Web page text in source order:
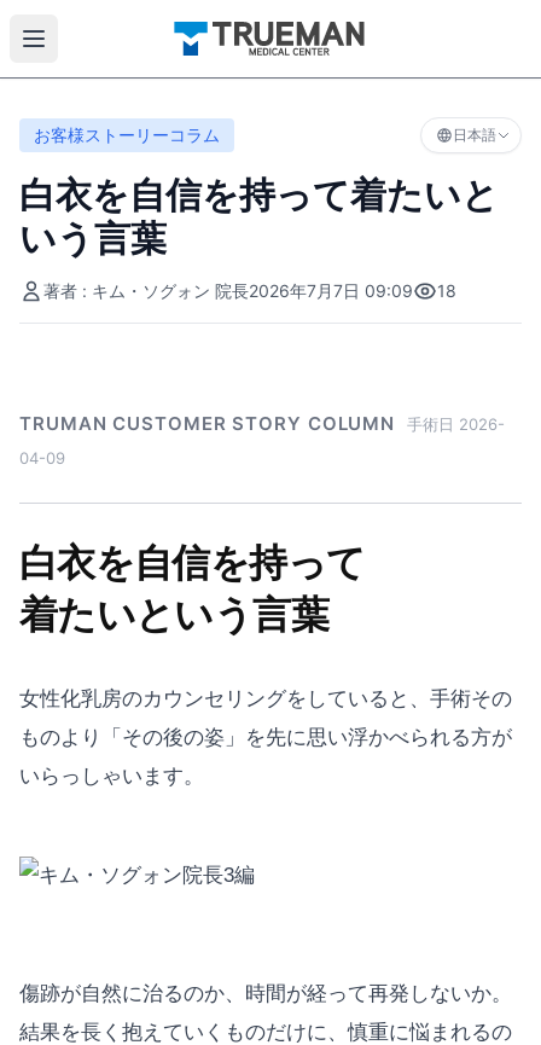
お客様ストーリーコラム 日本語
白衣を自信を持って着たいと
いう言葉
著者 : キム・ソグォン 院長2026年7月7日 09:09 18
TRUMAN CUSTOMER STORY COLUMN
手術日 2026-
04-09
白衣を自信を持って
着たいという言葉
女性化乳房のカウンセリングをしていると、手術その
ものより「その後の姿」を先に思い浮かべられる方が
いらっしゃいます。
傷跡が自然に治るのか、時間が経って再発しないか。
結果を長く抱えていくものだけに、慎重に悩まれるの